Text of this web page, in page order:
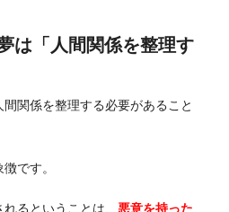
は「人間関係を整理す
関係を整理する必要があること
です。
るということは、 悪意を持った